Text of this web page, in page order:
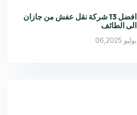
افضل 13 شركة نقل عفش من جازان
الى الطائف
يوليو 06,2025